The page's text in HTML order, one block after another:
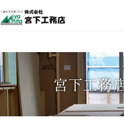
イ
ン
テ
ン
ツ
へ
移
宮下工務